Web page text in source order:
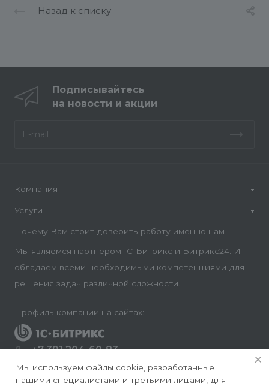
Назад к списку
Подписывайтесь
на новости и акции
Компания
Услуги
Почему Вам стоит доверить работу именно нам
Мы являемся партнером 1С-Битрикс и Битрикс24. И
обладаем всеми необходимыми компетенциями для
решения задач различной сложности.
Профиль компании на сайтах:
+7 391 204-60-83
Заказать звонок
Мы используем файлы cookie, разработанные
нашими специалистами и третьими лицами, для